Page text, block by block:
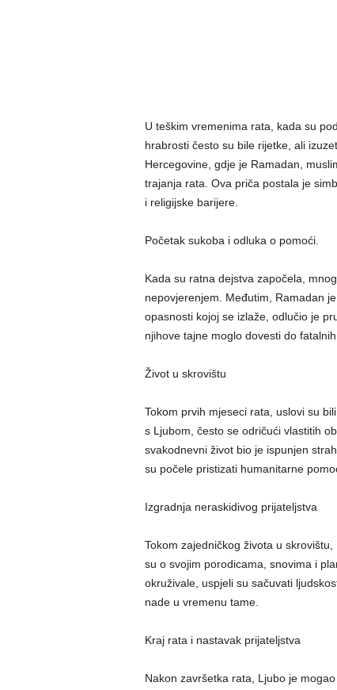
U teškim vremenima rata, kada su
hrabrosti često su bile rijetke, ali
Hercegovine, gdje je Ramadan,
trajanja rata. Ova priča postala je
i religijske barijere.
Početak sukoba i odluka o pomoći.
Kada su ratna dejstva započela,
nepovjerenjem. Međutim, Ramadan
opasnosti kojoj se izlaže, odlučio je
njihove tajne moglo dovesti do
Život u skrovištu
Tokom prvih mjeseci rata, uslovi su
s Ljubom, često se odričući vlastitih
svakodnevni život bio je ispunjen
su počele pristizati humanitarne
Izgradnja neraskidivog prijateljstva
Tokom zajedničkog života u
su o svojim porodicama, snovima i
okruživale, uspjeli su sačuvati
nade u vremenu tame.
Kraj rata i nastavak prijateljstva
Nakon završetka rata, Ljubo je